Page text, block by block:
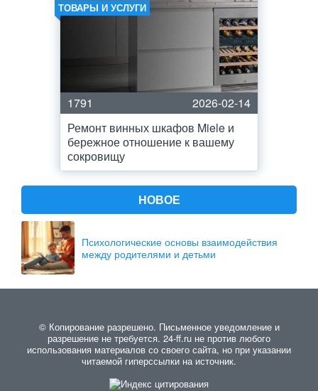
ТОВАРЫ И УСЛУГИ
1791
2026-02-14
Ремонт винных шкафов Miele и
бережное отношение к вашему
сокровищу
НОВОЕ
Психологические основы взаимодействия
между родителями и детьми
© Копирование разрешено. Письменное уведомление и
разрешение не требуется. 24-ff.ru не против любого
использования материалов со своего сайта, но при указании
читаемой гиперссылки на источник.